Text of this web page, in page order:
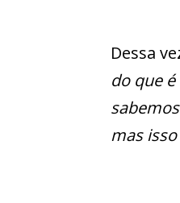
Dessa
do que
mas